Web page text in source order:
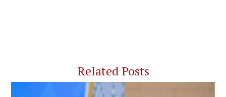
Related Posts